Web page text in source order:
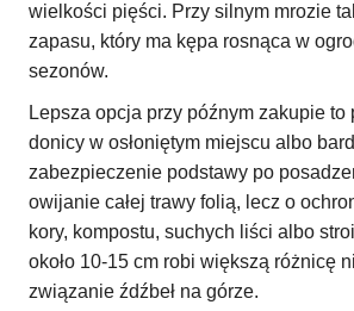
wielkości pięści. Przy silnym mrozie
zapasu, który ma kępa rosnąca w
sezonów.
Lepsza opcja przy późnym zakupie to
donicy w osłoniętym miejscu albo
zabezpieczenie podstawy po
owijanie całej trawy folią, lecz o
kory, kompostu, suchych liści albo
około 10-15 cm robi większą różnicę
związanie źdźbeł na górze.